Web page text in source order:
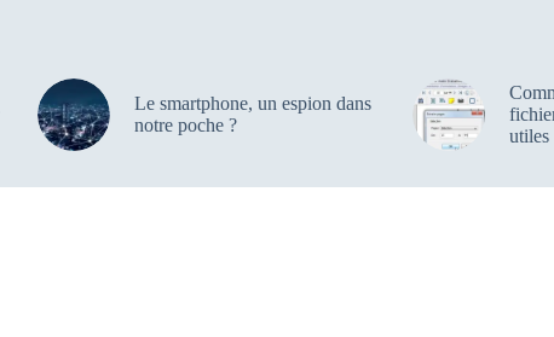
Le smartphone, un espion dans
notre poche ?
utiles